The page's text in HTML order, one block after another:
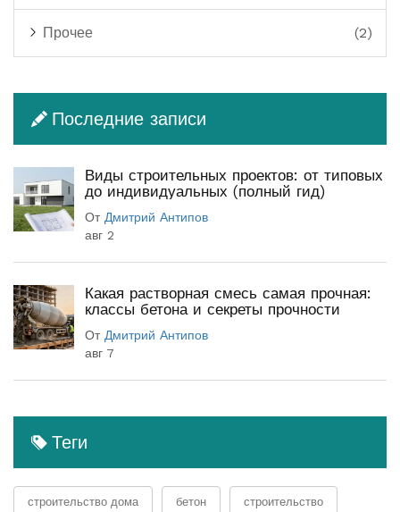
Прочее (2)
Последние записи
Виды строительных проектов: от типовых
до индивидуальных (полный гид)
От Дмитрий Антипов
авг 2
Какая растворная смесь самая прочная:
классы бетона и секреты прочности
От Дмитрий Антипов
авг 7
Теги
строительство дома бетон строительство